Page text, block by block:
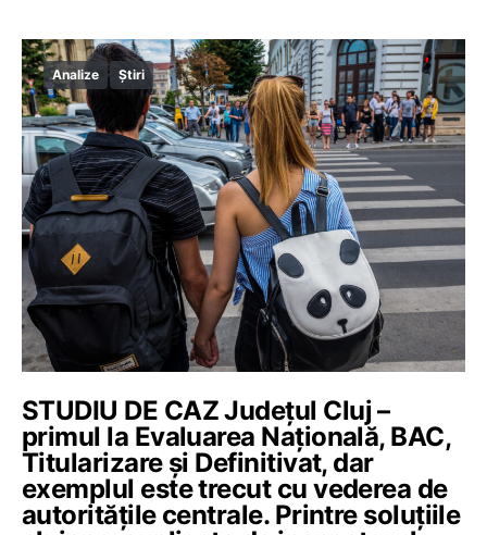
Analize Știri
STUDIU DE CAZ Județul Cluj –
primul la Evaluarea Națională, BAC,
Titularizare și Definitivat, dar
exemplul este trecut cu vederea de
autoritățile centrale. Printre soluțiile